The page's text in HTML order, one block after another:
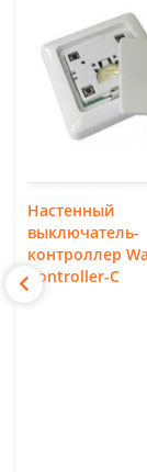
Настенный
выключатель-
контроллер
Controller-C